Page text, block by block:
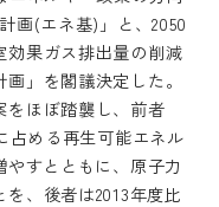
画(エネ基) 」と、2050
効果ガス排出量の削減
画 」を閣議決定した。
をほぼ踏襲し、前者
占める再生可能エネル
すとともに、原子力
、後者は2013年度比